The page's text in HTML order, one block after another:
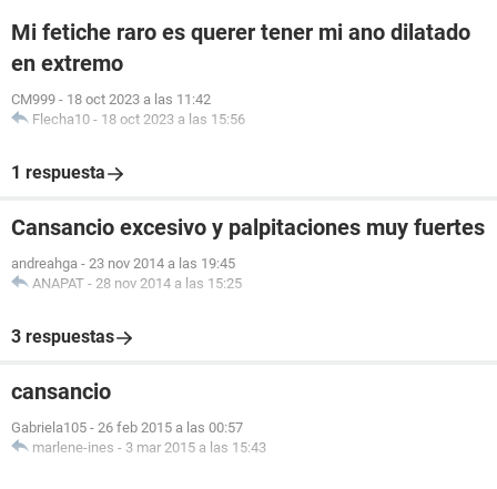
Mi fetiche raro es querer tener mi ano dilatado
en extremo
CM999 - 18 oct 2023 a las 11:42
Flecha10 - 18 oct 2023 a las 15:56
1 respuesta
Cansancio excesivo y palpitaciones muy fuertes
andreahga - 23 nov 2014 a las 19:45
ANAPAT - 28 nov 2014 a las 15:25
3 respuestas
cansancio
Gabriela105 - 26 feb 2015 a las 00:57
marlene-ines - 3 mar 2015 a las 15:43